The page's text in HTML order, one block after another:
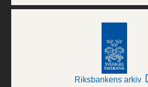
Riksbankens arkiv